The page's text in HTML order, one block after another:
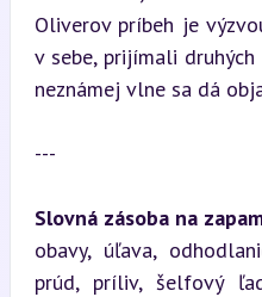
Oliverov príbeh je
v sebe, prijímali
neznámej vlne sa dá
---
Slovná zásoba na
obavy, úľava,
prúd, príliv, šelfový